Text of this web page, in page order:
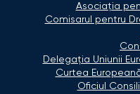
Asociaţia
Comisarul pentru
Delegaţia Uniunii
Curtea
Oficiul